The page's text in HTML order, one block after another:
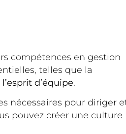
compétences en gestion
telles que la
d’équipe.
nécessaires pour diriger
pouvez créer une culture